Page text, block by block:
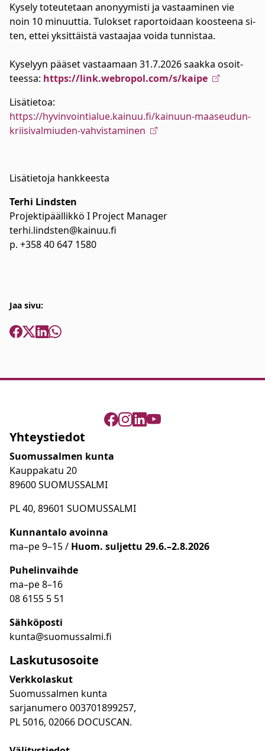
Ky­se­ly to­teu­te­taan ano­nyy­mis­ti ja vas­taa­mi­nen vie
noin 10 mi­nuut­tia. Tu­lok­set ra­por­toi­daan koos­tee­na si­
ten, et­tei yk­sit­täis­tä vas­taa­jaa voi­da tun­nis­taa.
Ky­se­lyyn pää­set vas­taa­maan 31.7.2026 saakka osoit­
tees­sa: https://link.web­ro­pol.com/s/kai­pe
Lisätietoa:
https://hyvinvointialue.kainuu.fi/kainuun-maaseudun-
kriisivalmiuden-vahvistaminen
Lisätietoja hankkeesta
Terhi Lindsten
Projektipäällikkö I Project Manager
terhi.lindsten@kainuu.fi
p. +358 40 647 1580
Jaa sivu:
Yhteystiedot
Suomussalmen kunta
Kauppakatu 20
89600 SUOMUSSALMI
PL 40, 89601 SUOMUSSALMI
Kunnantalo avoinna
ma–pe 9–15 / Huom. suljettu 29.6.–2.8.2026
Puhelinvaihde
ma–pe 8–16
08 6155 5 51
Sähköposti
kunta@suomussalmi.fi
Laskutusosoite
Verkkolaskut
Suomussalmen kunta
sarjanumero 003701899257,
PL 5016, 02066 DOCUSCAN.